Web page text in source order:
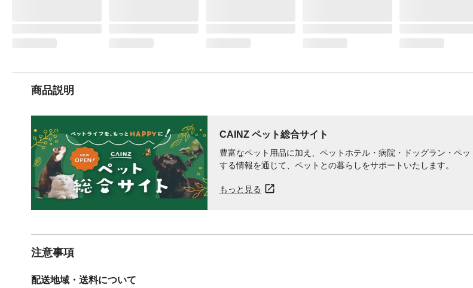
商品説明
CAINZ ペット総合サイト
豊富なペット用品に加え、ペットホテル・病院・ドッグラン・ペ
する情報を通じて、ペットとの暮らしをサポートいたします。
もっと見る
注意事項
配送地域・送料について